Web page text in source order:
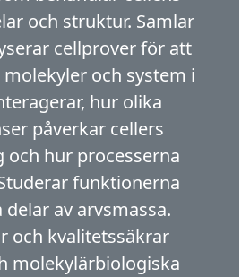
och struktur. Samlar
cellprover för att
och system i
hur olika
påverkar cellers
och hur processerna
funktionerna
delar av arvsmassa.
och kvalitetssäkrar
molekylärbiologiska